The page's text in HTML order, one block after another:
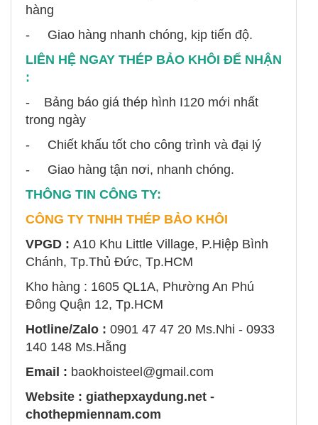
hàng
- Giao hàng nhanh chóng, kịp tiến độ.
LIÊN HỆ NGAY THÉP BẢO KHÔI ĐỂ NHẬN
:
- Bảng báo giá thép hình I120 mới nhất
trong ngày
- Chiết khấu tốt cho công trình và đại lý
- Giao hàng tận nơi, nhanh chóng.
THÔNG TIN CÔNG TY:
CÔNG TY TNHH THÉP BẢO KHÔI
VPGD : A10 Khu Little Village, P.Hiệp Bình
Chánh, Tp.Thủ Đức, Tp.HCM
Kho hàng : 1605 QL1A, Phường An Phú
Đông Quận 12, Tp.HCM
Hotline/Zalo : 0901 47 47 20 Ms.Nhi - 0933
140 148 Ms.Hằng
Email : baokhoisteel@gmail.com
Website : giathepxaydung.net -
chothepmiennam.com